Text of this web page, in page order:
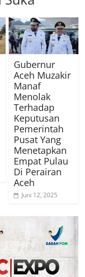
Gubernur
Aceh Muzakir
Manaf
Menolak
Terhadap
Keputusan
Pemerintah
Pusat Yang
Menetapkan
Empat Pulau
Di Perairan
Aceh
Juni 12, 2025